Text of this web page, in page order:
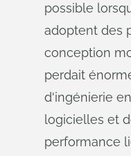
possible
adoptent des
conception
perdait
d'ingénierie
logicielles et
performance